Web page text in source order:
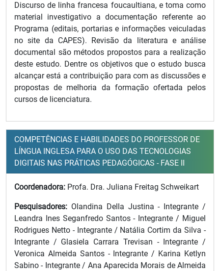
Discurso de linha francesa foucaultiana, e toma como
material investigativo a documentação referente ao
Programa (editais, portarias e informações veiculadas
no site da CAPES). Revisão da literatura e análise
documental são métodos propostos para a realização
deste estudo. Dentre os objetivos que o estudo busca
alcançar está a contribuição para com as discussões e
propostas de melhoria da formação ofertada pelos
cursos de licenciatura.
COMPETÊNCIAS E HABILIDADES DO PROFESSOR DE
LÍNGUA INGLESA PARA O USO DAS TECNOLOGIAS
DIGITAIS NAS PRÁTICAS PEDAGÓGICAS - FASE II
Coordenadora: Profa. Dra. Juliana Freitag Schweikart
Pesquisadores: Olandina Della Justina - Integrante /
Leandra Ines Seganfredo Santos - Integrante / Miguel
Rodrigues Netto - Integrante / Natália Cortim da Silva -
Integrante / Glasiela Carrara Trevisan - Integrante /
Veronica Almeida Santos - Integrante / Karina Ketlyn
Sabino - Integrante / Ana Aparecida Morais de Almeida